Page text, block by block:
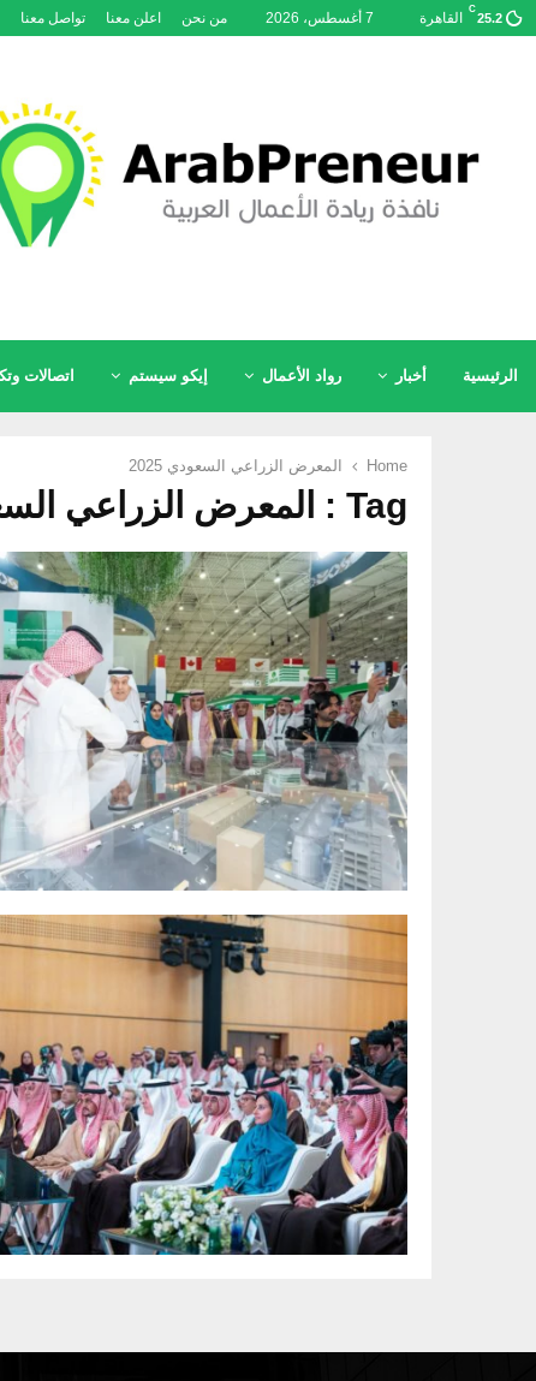
25.2
C
القاهرة 7 أغسطس، 2026 من نحن اعلن معنا تواصل معنا
الرئيسية أخبار رواد الأعمال إيكو سيستم اتصالات
Home المعرض الزراعي السعودي 2025
Tag : المعرض الزراعي السعودي 2025